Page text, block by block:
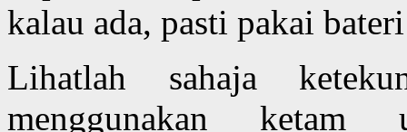
kalau ada, pasti pakai
Lihatlah sahaja
menggunakan ketam